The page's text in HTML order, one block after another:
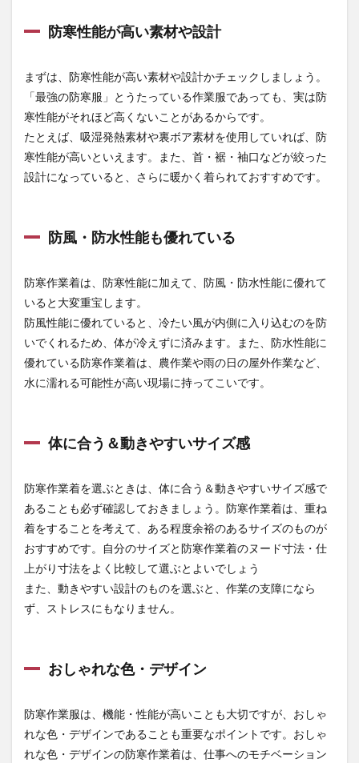
合う
＆動
きや
すい
サイ
1.4
色・
デザ
2
【2025
年最
新】最
強に暖
かい人
気の防
寒作業
繊維
ブルゾン
6920
2.2
村上被
皇）
HOOH
防寒ブ
ルゾン
壱
トジャン
パー
防寒性能が高い素材や設計
まずは、防寒性能が高い素材や設計かチェックしましょう。
「最強の防寒服」とうたっている作業服であっても、実は防
寒性能がそれほど高くないことがあるからです。
たとえば、吸湿発熱素材や裏ボア素材を使用していれば、防
寒性能が高いといえます。また、首・裾・袖口などが絞った
設計になっていると、さらに暖かく着られておすすめです。
防風・防水性能も優れている
防寒作業着は、防寒性能に加えて、防風・防水性能に優れて
いると大変重宝します。
防風性能に優れていると、冷たい風が内側に入り込むのを防
いでくれるため、体が冷えずに済みます。また、防水性能に
優れている防寒作業着は、農作業や雨の日の屋外作業など、
水に濡れる可能性が高い現場に持ってこいです。
体に合う＆動きやすいサイズ感
防寒作業着を選ぶときは、体に合う＆動きやすいサイズ感で
あることも必ず確認しておきましょう。防寒作業着は、重ね
着をすることを考えて、ある程度余裕のあるサイズのものが
おすすめです。自分のサイズと防寒作業着のヌード寸法・仕
上がり寸法をよく比較して選ぶとよいでしょう
また、動きやすい設計のものを選ぶと、作業の支障になら
ず、ストレスにもなりません。
おしゃれな色・デザイン
防寒作業服は、機能・性能が高いことも大切ですが、おしゃ
れな色・デザインであることも重要なポイントです。おしゃ
れな色・デザインの防寒作業着は、仕事へのモチベーション